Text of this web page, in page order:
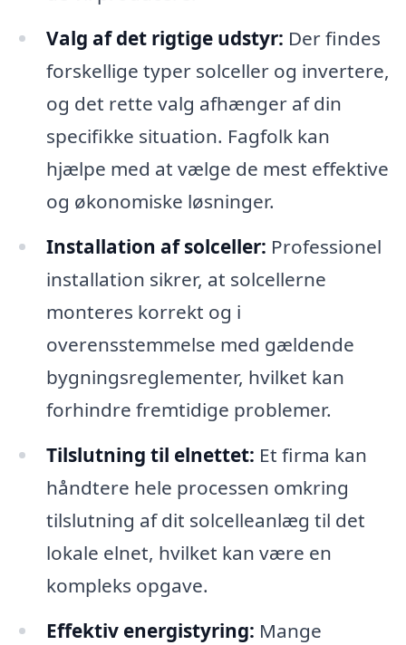
Valg af det rigtige udstyr: Der findes
forskellige typer solceller og invertere,
og det rette valg afhænger af din
specifikke situation. Fagfolk kan
hjælpe med at vælge de mest effektive
og økonomiske løsninger.
Installation af solceller: Professionel
installation sikrer, at solcellerne
monteres korrekt og i
overensstemmelse med gældende
bygningsreglementer, hvilket kan
forhindre fremtidige problemer.
Tilslutning til elnettet: Et firma kan
håndtere hele processen omkring
tilslutning af dit solcelleanlæg til det
lokale elnet, hvilket kan være en
kompleks opgave.
Effektiv energistyring: Mange